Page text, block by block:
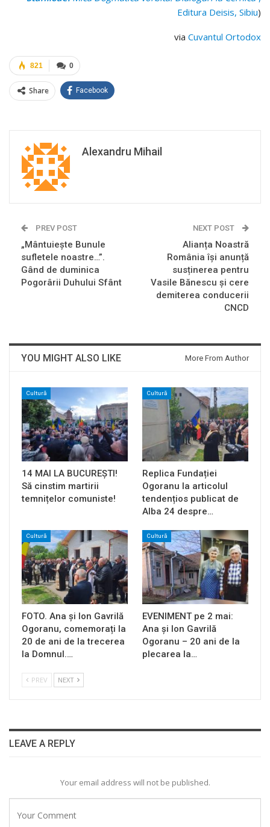
Editura Deisis, Sibiu)
via Cuvantul Ortodox
0
821
Share Facebook
Alexandru Mihail
PREV POST
„Mântuieşte Bunule
sufletele noastre…”.
Gând de duminica
Pogorârii Duhului Sfânt
NEXT POST
Alianța Noastră
România își anunță
susținerea pentru
Vasile Bănescu și cere
demiterea conducerii
CNCD
YOU MIGHT ALSO LIKE More From Author
Cultură
14 MAI LA BUCUREȘTI!
Să cinstim martirii
temnițelor comuniste!
Cultură
Replica Fundației
Ogoranu la articolul
tendențios publicat de
Alba 24 despre…
Cultură
FOTO. Ana și Ion Gavrilă
Ogoranu, comemorați la
20 de ani de la trecerea
la Domnul.…
Cultură
EVENIMENT pe 2 mai:
Ana și Ion Gavrilă
Ogoranu – 20 ani de la
plecarea la…
PREV NEXT
LEAVE A REPLY
Your email address will not be published.